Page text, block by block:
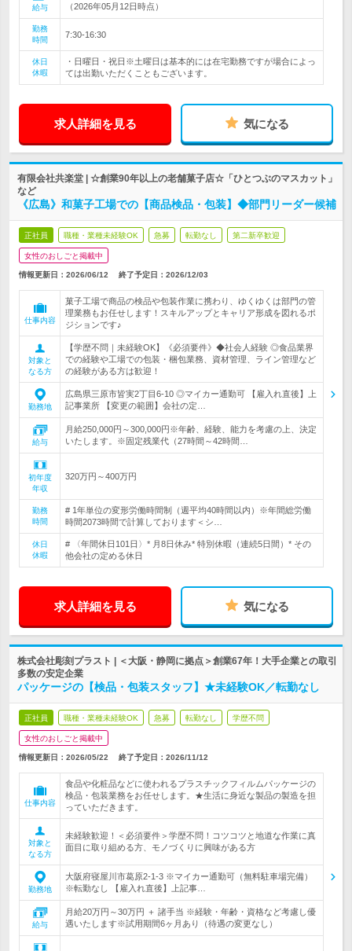
給与
（2026年05月12日時点）
勤務
時間
7:30-16:30
休日
休暇
・日曜日・祝日※土曜日は基本的には在宅勤務ですが場合によっ
ては出勤いただくこともございます。
求人詳細を見る 気になる
有限会社共楽堂 | ☆創業90年以上の老舗菓子店☆「ひとつぶのマスカット」
など
《広島》和菓子工場での【商品検品・包装】◆部門リーダー候補
正社員 職種・業種未経験OK 急募 転勤なし 第二新卒歓迎
女性のおしごと掲載中
情報更新日：2026/06/12 終了予定日： 2026/12/03
仕事内容
菓子工場で商品の検品や包装作業に携わり、ゆくゆくは部門の管
理業務もお任せします！スキルアップとキャリア形成を図れるポ
ジションです♪
対象と
なる方
【学歴不問｜未経験OK】《必須要件》◆社会人経験 ◎食品業界
での経験や工場での包装・梱包業務、資材管理、ライン管理など
の経験がある方は歓迎！
勤務地
広島県三原市皆実2丁目6-10 ◎マイカー通勤可 【雇入れ直後】上
記事業所 【変更の範囲】会社の定…
給与
月給250,000円～300,000円※年齢、経験、能力を考慮の上、決定
いたします。※固定残業代（27時間～42時間…
初年度
年収
320万円～400万円
勤務
時間
# 1年単位の変形労働時間制（週平均40時間以内）※年間総労働
時間2073時間で計算しております＜シ…
休日
休暇
# 〈年間休日101日〉* 月8日休み* 特別休暇（連続5日間）* その
他会社の定める休日
求人詳細を見る 気になる
株式会社彫刻プラスト | ＜大阪・静岡に拠点＞創業67年！大手企業との取引
多数の安定企業
パッケージの【検品・包装スタッフ】★未経験OK／転勤なし
正社員 職種・業種未経験OK 急募 転勤なし 学歴不問
女性のおしごと掲載中
情報更新日：2026/05/22 終了予定日： 2026/11/12
仕事内容
食品や化粧品などに使われるプラスチックフィルムパッケージの
検品・包装業務をお任せします。★生活に身近な製品の製造を担
っていただきます。
対象と
なる方
未経験歓迎！＜必須要件＞学歴不問！コツコツと地道な作業に真
面目に取り組める方、モノづくりに興味がある方
勤務地
大阪府寝屋川市葛原2-1-3 ※マイカー通勤可（無料駐車場完備）
※転勤なし 【雇入れ直後】上記事…
給与
月給20万円～30万円 ＋ 諸手当 ※経験・年齢・資格など考慮し優
遇いたします※試用期間6ヶ月あり（待遇の変更なし）